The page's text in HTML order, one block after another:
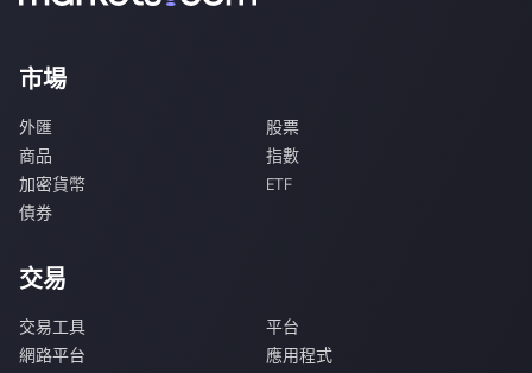
市場
外匯
股票
商品
指數
加密貨幣
ETF
債券
交易
交易工具
平台
網路平台
應用程式